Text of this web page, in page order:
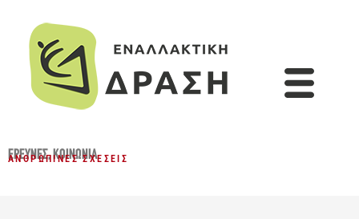
ΈΡΕΥΝΕΣ,ΚΟΙΝΩΝΊΑ
ΑΝΘΡΏΠΙΝΕΣ ΣΧΈΣΕΙΣ